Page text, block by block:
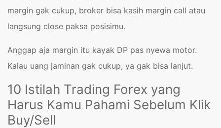
margin gak cukup, broker bisa kasih margin call atau
langsung close paksa posisimu.
Anggap aja margin itu kayak DP pas nyewa motor.
Kalau uang jaminan gak cukup, ya gak bisa lanjut.
10 Istilah Trading Forex yang
Harus Kamu Pahami Sebelum Klik
Buy/Sell